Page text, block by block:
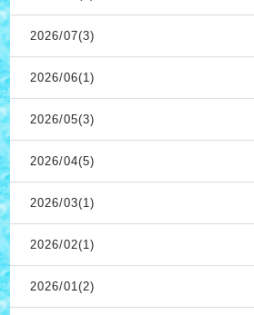
2026/07(3)
2026/06(1)
2026/05(3)
2026/04(5)
2026/03(1)
2026/02(1)
2026/01(2)